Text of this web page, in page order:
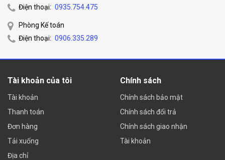
Điện thoại: 0935.754.475
Phòng Kế toán
Điện thoại: 0906.335.289
Tài khoản của tôi
Tài khoản
Thanh toán
Đơn hàng
Tải xuống
Địa chỉ
Chính sách
Chính sách bảo mật
Chính sách đổi trả
Chính sách giao nhận
Tài khoản